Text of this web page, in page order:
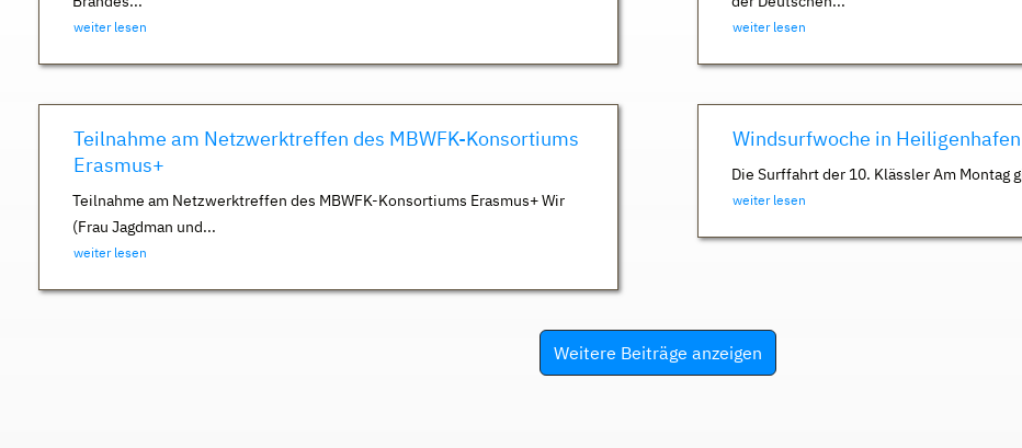
weiter lesen weiter lesen
Teilnahme am Netzwerktreffen des MBWFK-Konsortiums
Erasmus+
Teilnahme am Netzwerktreffen des MBWFK-Konsortiums Erasmus+ Wir
(Frau Jagdman und...
weiter lesen
Windsurfwoche in
Die Surffahrt der 10. Klässler Am Montag
weiter lesen
Weitere Beiträge anzeigen